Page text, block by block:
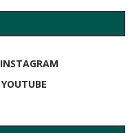
INSTAGRAM
YOUTUBE